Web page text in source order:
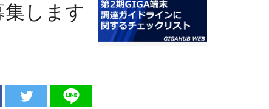
します